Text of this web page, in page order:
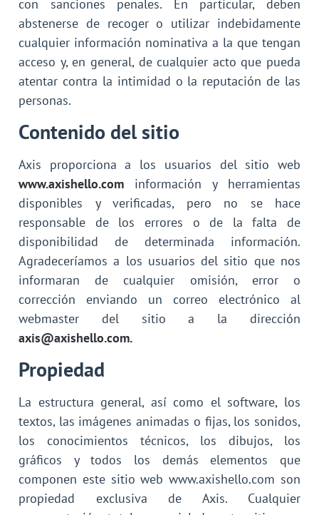
con sanciones penales. En particular, deben
abstenerse de recoger o utilizar indebidamente
cualquier información nominativa a la que tengan
acceso y, en general, de cualquier acto que pueda
atentar contra la intimidad o la reputación de las
personas.
Contenido del sitio
Axis proporciona a los usuarios del sitio web
www.axishello.com información y herramientas
disponibles y verificadas, pero no se hace
responsable de los errores o de la falta de
disponibilidad de determinada información.
Agradeceríamos a los usuarios del sitio que nos
informaran de cualquier omisión, error o
corrección enviando un correo electrónico al
webmaster del sitio a la dirección
axis@axishello.com.
Propiedad
La estructura general, así como el software, los
textos, las imágenes animadas o fijas, los sonidos,
los conocimientos técnicos, los dibujos, los
gráficos y todos los demás elementos que
componen este sitio web www.axishello.com son
propiedad exclusiva de Axis. Cualquier